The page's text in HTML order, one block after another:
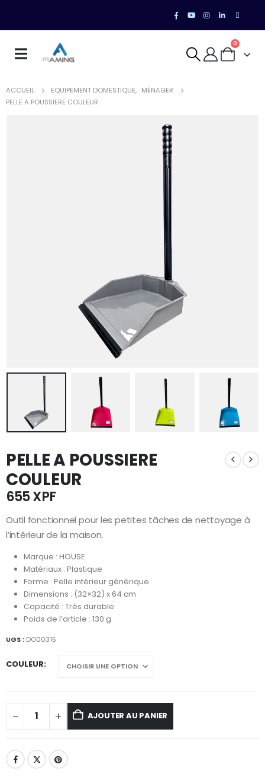
0
ACCUEIL EQUIPEMENT DOMESTIQUE, MÉNAGER
PELLE A POUSSIERE COULEUR
PELLE A POUSSIERE
COULEUR
655XPF
Outil fonctionnel pour les petites tâches de nettoyage à
l’intérieur de la maison.
Marque : HOUSE
Matériaux : Plastique
Forme : Pelle intérieur générique
Dimensions : (32×32) x 64 cm
Capacité : Très durable
Poids de l’article : 130 g
UGS : DO00315
COULEUR
AJOUTER AU PANIER